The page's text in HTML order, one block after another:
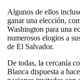
Algunos de ellos
ganar una elección,
Washington para una
numerosos elogios a
de El Salvador.
De todas, la cercanía
Blanca dispuesta a